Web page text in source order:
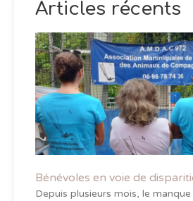
Articles récents
Bénévoles en voie de
Depuis plusieurs mois, le